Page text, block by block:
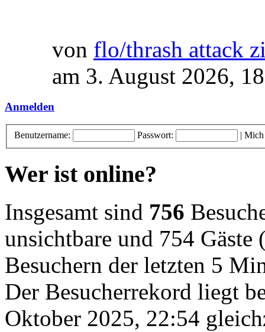
von flo/thrash attack
am 3. August 2026,
Anmelden
Benutzername: Passwort: | Mich
Wer ist online?
Insgesamt sind 756
unsichtbare und 754 Gäste
Besuchern der letzten 5
Der Besucherrekord liegt
Oktober 2025, 22:54